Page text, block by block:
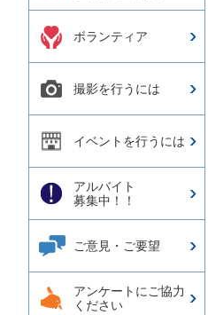
ボランティア
撮影を行うには
イベントを行うには
アルバイト
募集中！！
ご意見・ご要望
アンケートにご協力
ください